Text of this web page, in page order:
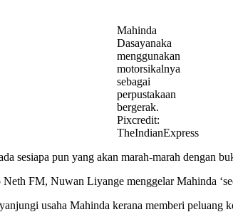
Mahinda
Dasayanaka
menggunakan
motorsikalnya
sebagai
perpustakaan
bergerak.
Pixcredit:
TheIndianExpress
sesiapa pun yang akan marah-marah dengan
FM, Nuwan Liyange menggelar Mahinda
usaha Mahinda kerana memberi